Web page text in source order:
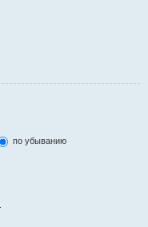
по убыванию